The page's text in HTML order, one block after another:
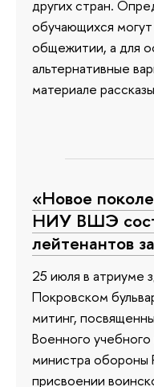
других стран.
обучающихся
общежитии, а для
альтернативные
материале
«Новое
НИУ ВШЭ
лейтенантов
25 июля в
Покровском
митинг,
Военного учебного
министра
присвоении